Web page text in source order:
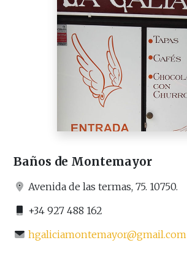
Baños de Montemayor
Avenida de las termas, 75. 10750.
+34 927 488 162
hgaliciamontemayor@gmail.com